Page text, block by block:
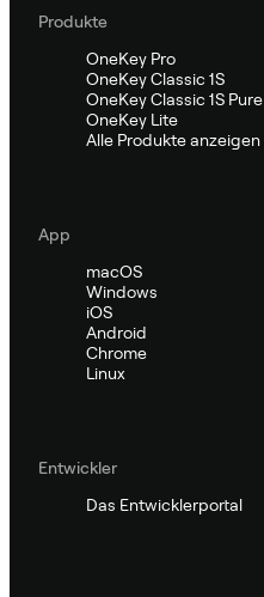
Produkte
OneKey Pro
OneKey Classic 1S
OneKey Classic 1S Pure
OneKey Lite
Alle Produkte anzeigen
App
macOS
Windows
iOS
Android
Chrome
Linux
Entwickler
Das Entwicklerportal